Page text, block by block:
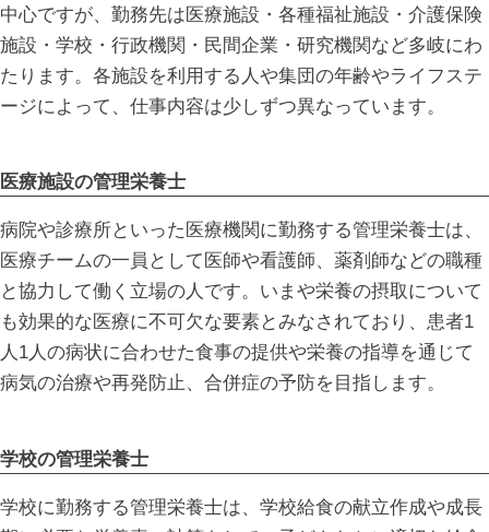
中心ですが、勤務先は医療施設・各種福祉施設・介護保険
施設・学校・行政機関・民間企業・研究機関など多岐にわ
たります。各施設を利用する人や集団の年齢やライフステ
ージによって、仕事内容は少しずつ異なっています。
医療施設の管理栄養士
病院や診療所といった医療機関に勤務する管理栄養士は、
医療チームの一員として医師や看護師、薬剤師などの職種
と協力して働く立場の人です。いまや栄養の摂取について
も効果的な医療に不可欠な要素とみなされており、患者1
人1人の病状に合わせた食事の提供や栄養の指導を通じて
病気の治療や再発防止、合併症の予防を目指します。
学校の管理栄養士
学校に勤務する管理栄養士は、学校給食の献立作成や成長